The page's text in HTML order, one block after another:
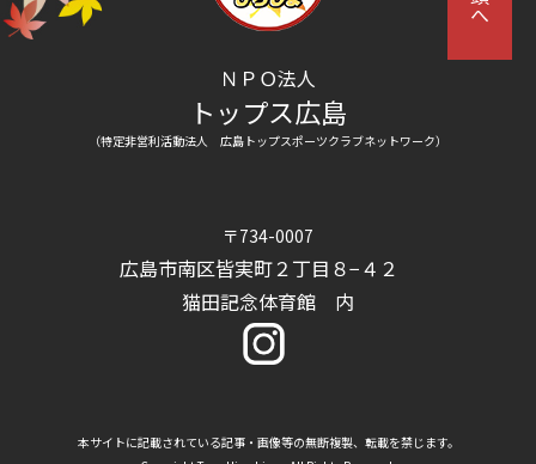
ＮＰＯ法人
トップス広島
（特定非営利活動法人 広島トップスポーツクラブネットワーク）
〒734-0007
広島市南区皆実町２丁目８−４２
猫田記念体育館 内
本サイトに記載されている記事・画像等の無断複製、転載を禁じます。